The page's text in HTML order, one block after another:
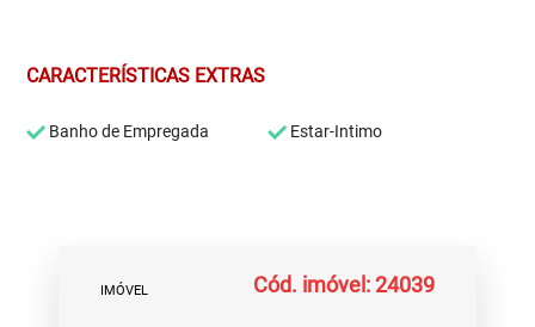
CARACTERÍSTICAS EXTRAS
Banho de Empregada Estar-Intimo
IMÓVEL Cód. imóvel: 24039